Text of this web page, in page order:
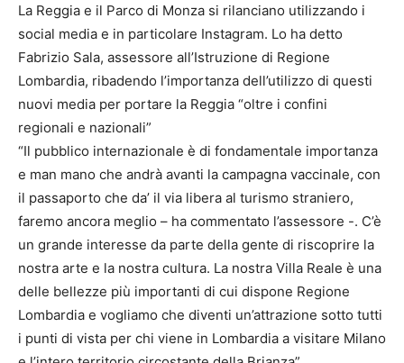
La Reggia e il Parco di Monza si rilanciano utilizzando i
social media e in particolare Instagram. Lo ha detto
Fabrizio Sala, assessore all’Istruzione di Regione
Lombardia, ribadendo l’importanza dell’utilizzo di questi
nuovi media per portare la Reggia “oltre i confini
regionali e nazionali”
“Il pubblico internazionale è di fondamentale importanza
e man mano che andrà avanti la campagna vaccinale, con
il passaporto che da’ il via libera al turismo straniero,
faremo ancora meglio – ha commentato l’assessore -. C’è
un grande interesse da parte della gente di riscoprire la
nostra arte e la nostra cultura. La nostra Villa Reale è una
delle bellezze più importanti di cui dispone Regione
Lombardia e vogliamo che diventi un’attrazione sotto tutti
i punti di vista per chi viene in Lombardia a visitare Milano